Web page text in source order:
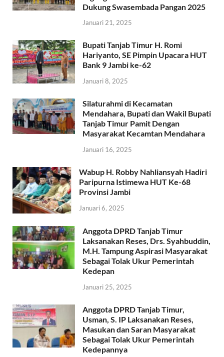
Dukung Swasembada Pangan 2025
Januari 21, 2025
Bupati Tanjab Timur H. Romi
Hariyanto, SE Pimpin Upacara HUT
Bank 9 Jambi ke-62
Januari 8, 2025
Silaturahmi di Kecamatan
Mendahara, Bupati dan Wakil Bupati
Tanjab Timur Pamit Dengan
Masyarakat Kecamtan Mendahara
Januari 16, 2025
Wabup H. Robby Nahliansyah Hadiri
Paripurna Istimewa HUT Ke-68
Provinsi Jambi
Januari 6, 2025
Anggota DPRD Tanjab Timur
Laksanakan Reses, Drs. Syahbuddin,
M.H. Tampung Aspirasi Masyarakat
Sebagai Tolak Ukur Pemerintah
Kedepan
Januari 25, 2025
Anggota DPRD Tanjab Timur,
Usman, S. IP Laksanakan Reses,
Masukan dan Saran Masyarakat
Sebagai Tolak Ukur Pemerintah
Kedepannya